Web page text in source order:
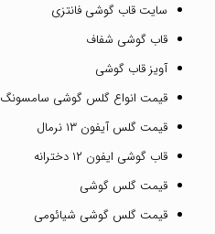
سایت قاب گوشی فانتزی
قاب گوشی شفاف
آویز قاب گوشی
قیمت انواع گلس گوشی سامسونگ
قیمت گلس آیفون ۱۳ نرمال
قاب گوشی ایفون ۱۲ دخترانه
قیمت گلس گوشی
قیمت گلس گوشی شیائومی